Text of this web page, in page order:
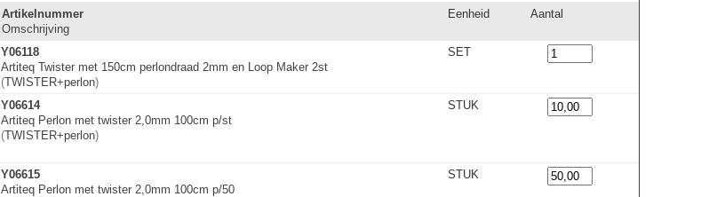
Artikelnummer
Omschrijving
Eenheid Aantal
Y06118
Artiteq Twister met 150cm perlondraad 2mm en Loop Maker 2st
(TWISTER+perlon)
SET
Y06614
Artiteq Perlon met twister 2,0mm 100cm p/st
(TWISTER+perlon)
STUK
Y06615
Artiteq Perlon met twister 2,0mm 100cm p/50
STUK